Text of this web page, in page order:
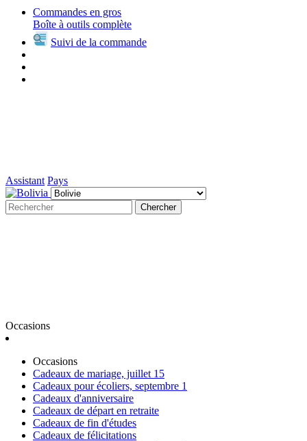
Commandes en gros
Boîte à outils complète
Suivi de la commande
Assistant Pays
Chercher
Occasions
Occasions
Cadeaux de mariage, juillet 15
Cadeaux pour écoliers, septembre 1
Cadeaux d'anniversaire
Cadeaux de départ en retraite
Cadeaux de fin d'études
Cadeaux de félicitations